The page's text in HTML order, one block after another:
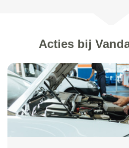
Acties bij